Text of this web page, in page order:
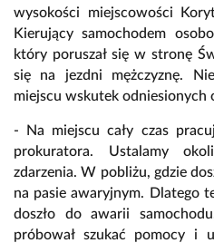
wysokości miejscowości
Kierujący samochodem
który poruszał się w stronę
się na jezdni mężczyznę.
miejscu wskutek odniesionych
- Na miejscu cały czas
prokuratora. Ustalamy
zdarzenia. W pobliżu, gdzie
na pasie awaryjnym. Dlatego
doszło do awarii
próbował szukać pomocy i